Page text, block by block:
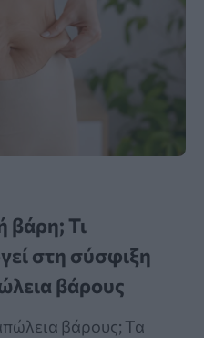
βάρη; Τι
στη σύσφιξη
βάρους
βάρους; Τα